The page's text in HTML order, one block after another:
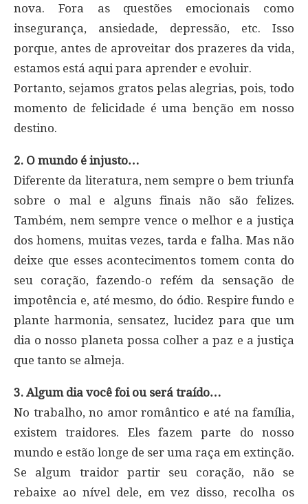
nova. Fora as questões emocionais como
insegurança, ansiedade, depressão, etc. Isso
porque, antes de aproveitar dos prazeres da vida,
estamos está aqui para aprender e evoluir.
Portanto, sejamos gratos pelas alegrias, pois, todo
momento de felicidade é uma benção em nosso
destino.
2. O mundo é injusto…
Diferente da literatura, nem sempre o bem triunfa
sobre o mal e alguns finais não são felizes.
Também, nem sempre vence o melhor e a justiça
dos homens, muitas vezes, tarda e falha. Mas não
deixe que esses acontecimentos tomem conta do
seu coração, fazendo-o refém da sensação de
impotência e, até mesmo, do ódio. Respire fundo e
plante harmonia, sensatez, lucidez para que um
dia o nosso planeta possa colher a paz e a justiça
que tanto se almeja.
3. Algum dia você foi ou será traído…
No trabalho, no amor romântico e até na família,
existem traidores. Eles fazem parte do nosso
mundo e estão longe de ser uma raça em extinção.
Se algum traidor partir seu coração, não se
rebaixe ao nível dele, em vez disso, recolha os